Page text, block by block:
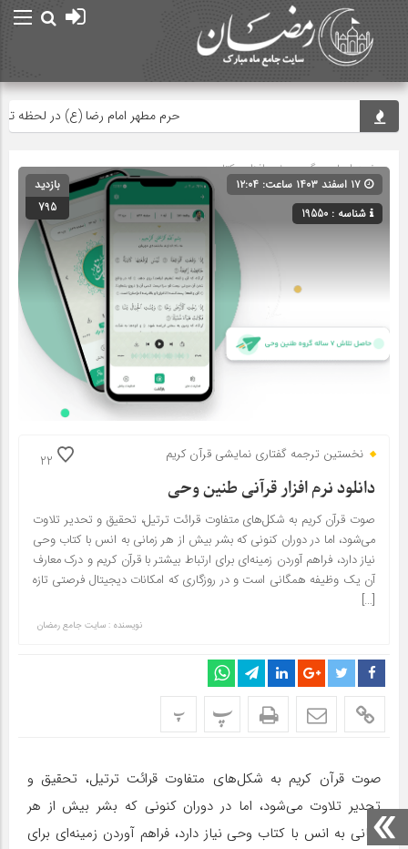
حرم مطهر امام رضا (ع) در لحظه تحویل
صفحه اصلی» گروه »نرم افزار و کتاب
شناسه : 19550
بازدید
795
22 نخستین ترجمه گفتاری نمایشی قرآن کریم
دانلود نرم افزار قرآنی طنین وحی
صوت قرآن کریم به شکل‌های متفاوت قرائت ترتیل، تحقیق و تحدیر تلاوت
می‌شود، اما در دوران کنونی که بشر بیش از هر زمانی به انس با کتاب وحی
نیاز دارد، فراهم‌ آوردن زمینه‌ای برای ارتباط بیشتر با قرآن کریم و درک معارف
آن یک وظیفه همگانی است و در روزگاری که امکانات دیجیتال فرصتی تازه
[…]
نویسنده : سایت جامع رمضان
پ پ
صوت قرآن کریم به شکل‌های متفاوت قرائت ترتیل، تحقیق و
تحدیر تلاوت می‌شود، اما در دوران کنونی که بشر بیش از هر
زمانی به انس با کتاب وحی نیاز دارد، فراهم‌ آوردن زمینه‌ای برای